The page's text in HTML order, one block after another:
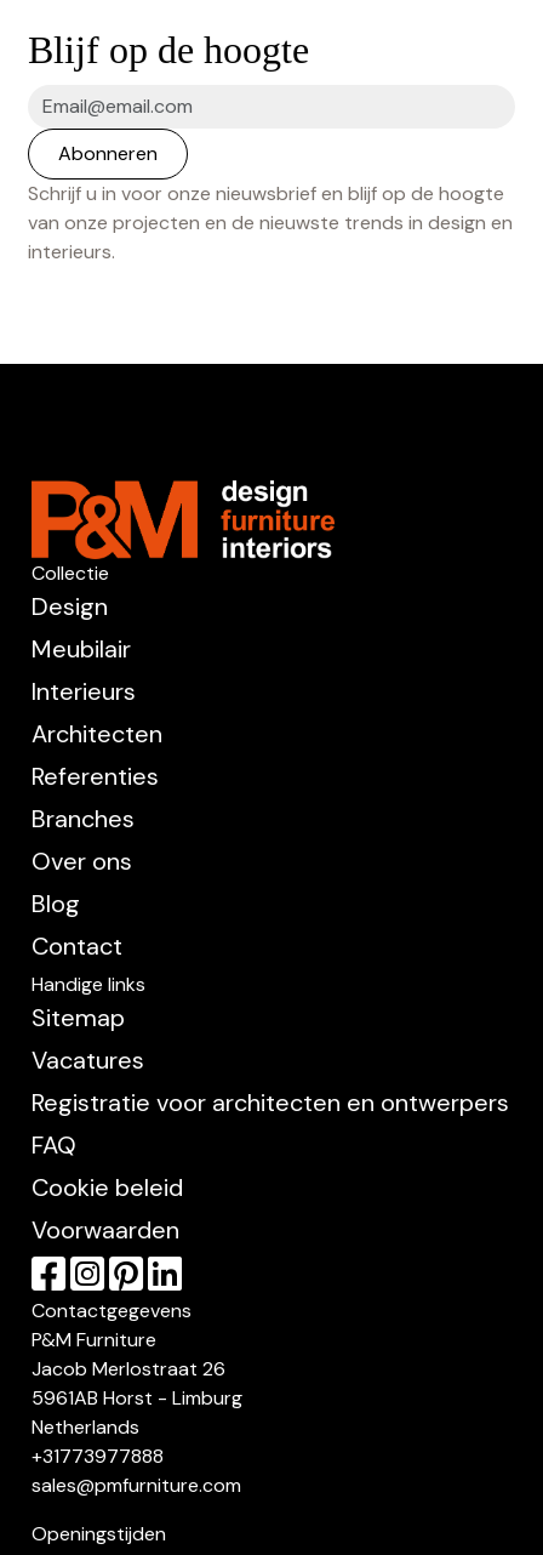
Blijf op de hoogte
Schrijf u in voor onze nieuwsbrief en blijf op de hoogte
van onze projecten en de nieuwste trends in design en
interieurs.
Collectie
Design
Meubilair
Interieurs
Architecten
Referenties
Branches
Over ons
Blog
Contact
Handige links
Sitemap
Vacatures
Registratie voor architecten en ontwerpers
FAQ
Cookie beleid
Voorwaarden
Contactgegevens
P&M Furniture
Jacob Merlostraat 26
5961AB Horst - Limburg
Netherlands
+31773977888
sales@pmfurniture.com
Openingstijden